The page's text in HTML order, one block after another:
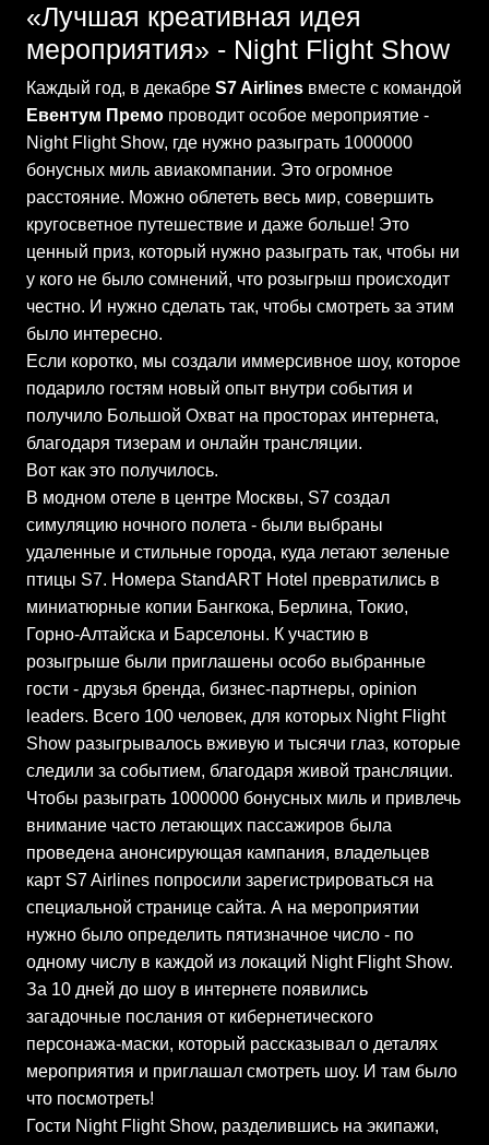
«Лучшая креативная идея
мероприятия» - Night Flight Show
Каждый год, в декабре S7 Airlines вместе с командой
Евентум Премо проводит особое мероприятие -
Night Flight Show, где нужно разыграть 1000000
бонусных миль авиакомпании. Это огромное
расстояние. Можно облететь весь мир, совершить
кругосветное путешествие и даже больше! Это
ценный приз, который нужно разыграть так, чтобы ни
у кого не было сомнений, что розыгрыш происходит
честно. И нужно сделать так, чтобы смотреть за этим
было интересно.
Если коротко, мы создали иммерсивное шоу, которое
подарило гостям новый опыт внутри события и
получило Большой Охват на просторах интернета,
благодаря тизерам и онлайн трансляции.
Вот как это получилось.
В модном отеле в центре Москвы, S7 создал
симуляцию ночного полета - были выбраны
удаленные и стильные города, куда летают зеленые
птицы S7. Номера StandART Hotel превратились в
миниатюрные копии Бангкока, Берлина, Токио,
Горно-Алтайска и Барселоны. К участию в
розыгрыше были приглашены особо выбранные
гости - друзья бренда, бизнес-партнеры, opinion
leaders. Всего 100 человек, для которых Night Flight
Show разыгрывалось вживую и тысячи глаз, которые
следили за событием, благодаря живой трансляции.
Чтобы разыграть 1000000 бонусных миль и привлечь
внимание часто летающих пассажиров была
проведена анонсирующая кампания, владельцев
карт S7 Airlines попросили зарегистрироваться на
специальной странице сайта. А на мероприятии
нужно было определить пятизначное число - по
одному числу в каждой из локаций Night Flight Show.
За 10 дней до шоу в интернете появились
загадочные послания от кибернетического
персонажа-маски, который рассказывал о деталях
мероприятия и приглашал смотреть шоу. И там было
что посмотреть!
Гости Night Flight Show, разделившись на экипажи,